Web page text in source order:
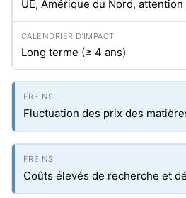
UE, Amérique du Nord,
Long terme (≥ 4 ans)
Fluctuation des prix des
Coûts élevés de recherche et